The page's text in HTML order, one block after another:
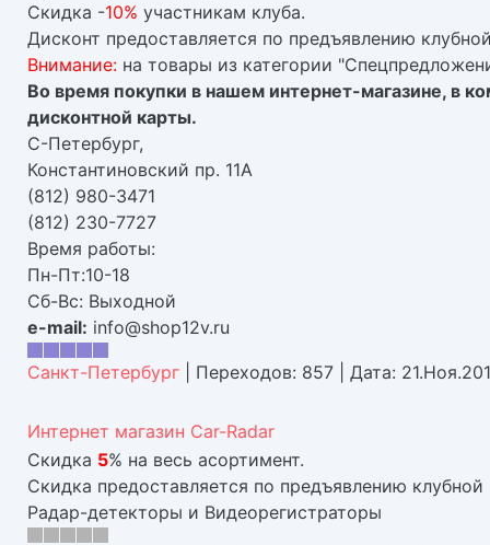
Скидка -10% участникам клуба.
Дисконт предоставляется по предъявлению
Внимание:на товары из категории
Во время покупки в нашем интернет-магазине, в
дисконтной карты.
С-Петербург,
Константиновский пр. 11А
(812) 980-3471
(812) 230-7727
Время работы:
Пн-Пт:10-18
Сб-Вс: Выходной
e-mail: info@shop12v.ru
Санкт-Петербург| Переходов: 857 Дата:
Интернет магазин Car-Radar
Скидка 5% на весь асортимент.
Скидка предоставляется по предъявлению клубной
Радар-детекторы и Видеорегистраторы